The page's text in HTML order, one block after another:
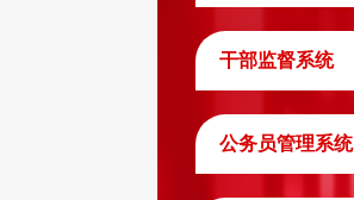
干部监督系统
公务员管理系统